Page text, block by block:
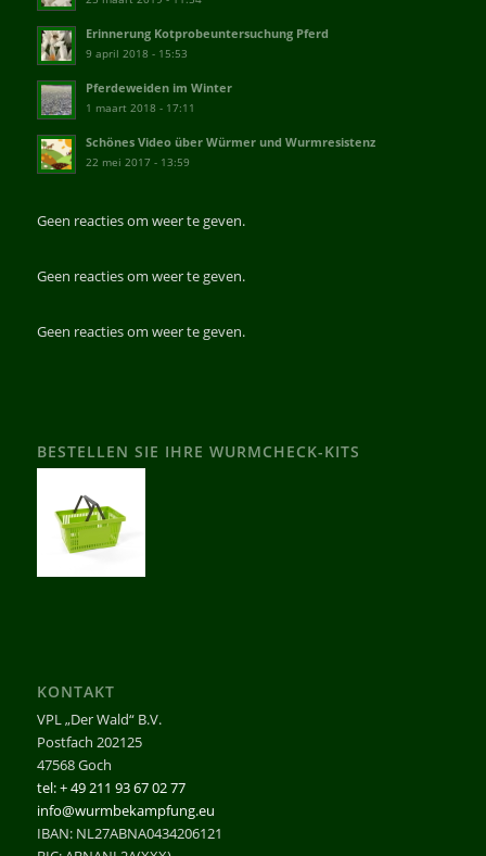
Erinnerung Kotprobeuntersuchung Pferd
9 april 2018 - 15:53
Pferdeweiden im Winter
1 maart 2018 - 17:11
Schönes Video über Würmer und Wurmresistenz
22 mei 2017 - 13:59
Geen reacties om weer te geven.
Geen reacties om weer te geven.
Geen reacties om weer te geven.
BESTELLEN SIE IHRE WURMCHECK-KITS
KONTAKT
VPL „Der Wald“ B.V.
Postfach 202125
47568 Goch
tel: + 49 211 93 67 02 77
info@wurmbekampfung.eu
IBAN: NL27ABNA0434206121